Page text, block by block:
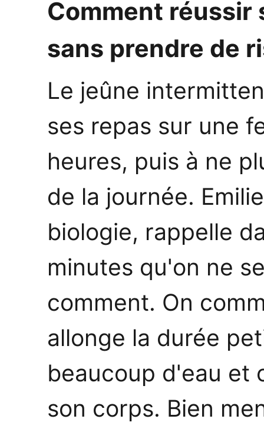
Comment
sans prendre de
Le jeûne
ses repas sur une
heures, puis à ne
de la journée.
biologie, rappelle
minutes qu'on ne
comment. On
allonge la durée
beaucoup d'eau et
son corps. Bien